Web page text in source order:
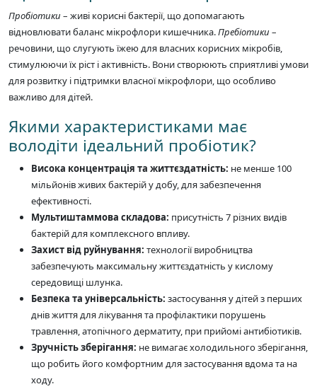
Пробіотики – живі корисні бактерії, що допомагають
відновлювати баланс мікрофлори кишечника.Пребіотики –
речовини, що слугують їжею для власних корисних мікробів,
стимулюючи їх ріст і активність. Вони створюють сприятливі умови
для розвитку і підтримки власної мікрофлори, що особливо
важливо для дітей.
Якими характеристиками має
володіти ідеальний пробіотик?
Висока концентрація та життєздатність: не менше 100
мільйонів живих бактерій у добу, для забезпечення
ефективності.
Мультиштаммова складова: присутність 7 різних видів
бактерій для комплексного впливу.
Захист від руйнування: технології виробництва
забезпечують максимальну життєздатність у кислому
середовищі шлунка.
Безпека та універсальність: застосування у дітей з перших
днів життя для лікування та профілактики порушень
травлення, атопічного дерматиту, при прийомі антибіотиків.
Зручність зберігання: не вимагає холодильного зберігання,
що робить його комфортним для застосування вдома та на
ходу.